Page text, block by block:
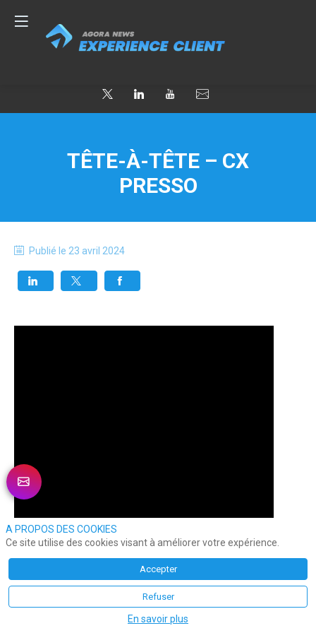
TÊTE-À-TÊTE – CX
PRESSO
Publié le 23 avril 2024
Benjamin Cormerais
A PROPOS DES COOKIES
Ce site utilise des cookies visant à améliorer votre expérience.
Accepter
Refuser
En savoir plus